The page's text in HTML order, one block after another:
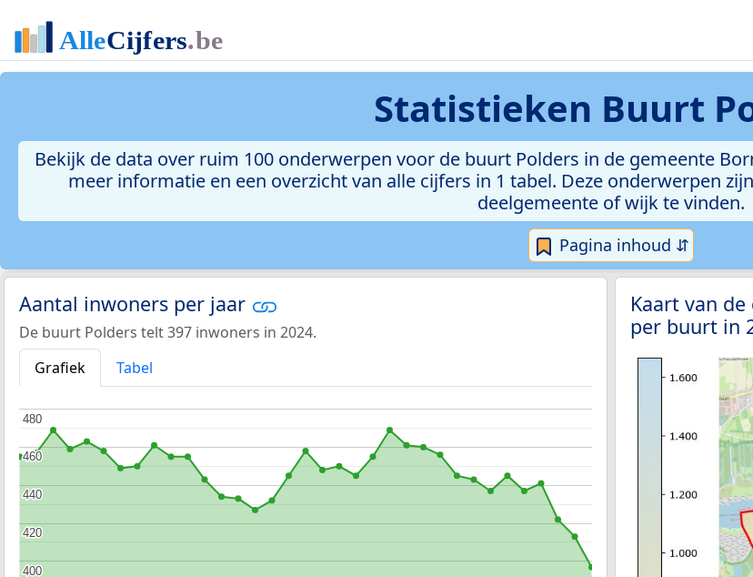
Statistieken Buurt
Bekijk de data over ruim 100 onderwerpen voor de buurt Polders in de gemeente
meer informatie en een overzicht van alle cijfers in 1 tabel. Deze onderwerpen
deelgemeente of wijk te vinden.
Pagina inhoud ⇵
Aantal inwoners per jaar
De buurt Polders telt 397 inwoners in 2024.
Grafiek
Tabel
400
400
420
420
440
440
460
460
480
480
Kaart van
per buurt in